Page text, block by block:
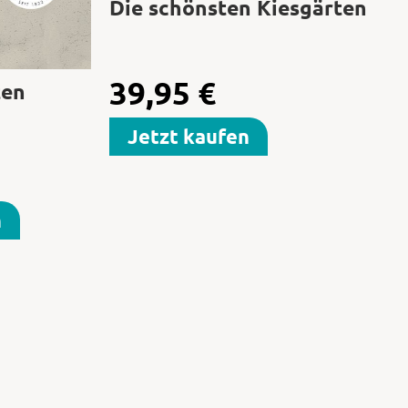
Die schönsten Kiesgärten
39,95 €
Jetzt kaufen